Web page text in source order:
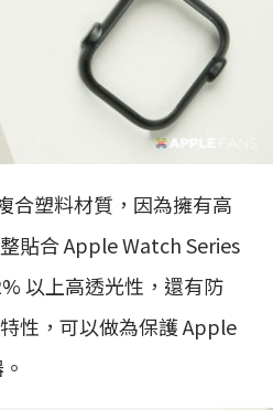
合塑料材質，因為擁有高
貼合 Apple Watch Series
以上高透光性，還有防
性，可以做為保護 Apple